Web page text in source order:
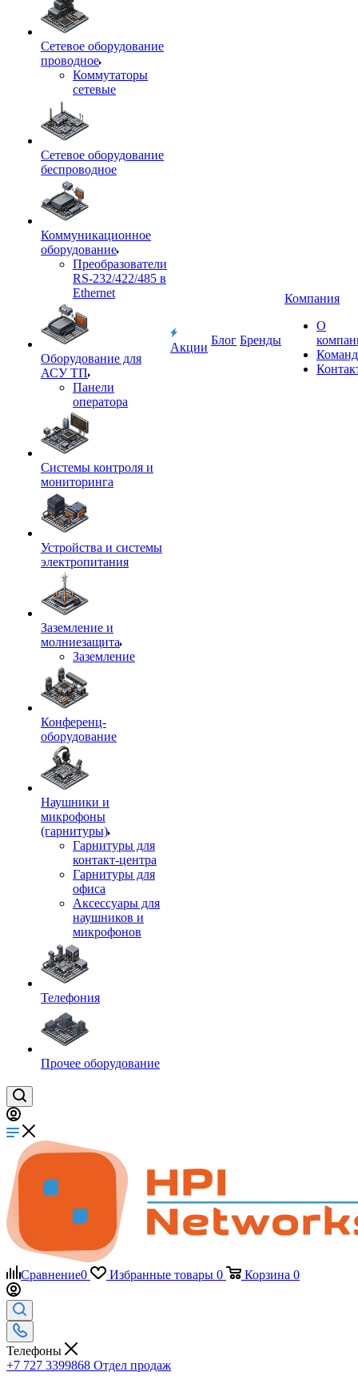
Сетевое оборудование
проводное
Коммутаторы
сетевые
Сетевое оборудование
беспроводное
Коммуникационное
оборудование
Преобразователи
RS-232/422/485 в
Ethernet
Оборудование для
АСУ ТП
Панели
оператора
Системы контроля и
мониторинга
Устройства и системы
электропитания
Заземление и
молниезащита
Заземление
Конференц-
оборудование
Наушники и
микрофоны
(гарнитуры)
Гарнитуры для
контакт-центра
Гарнитуры для
офиса
Аксессуары для
наушников и
микрофонов
Телефония
Прочее оборудование
Акции
Блог Бренды
Компания
О
Сравнение0 Избранные товары 0 Корзина 0
Телефоны
+7 727 3399868 Отдел продаж